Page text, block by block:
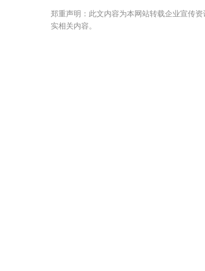
郑重声明：此文内容为本网站转载企业宣传
实相关内容。